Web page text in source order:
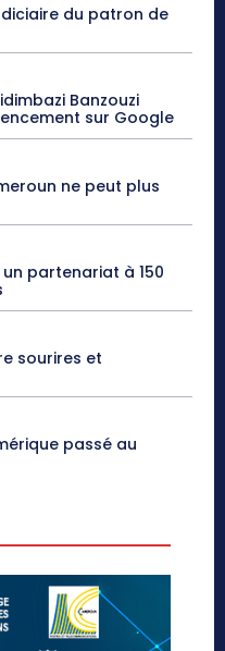
du patron de
Banzouzi
sur Google
ne peut plus
partenariat à 150
sourires et
passé au